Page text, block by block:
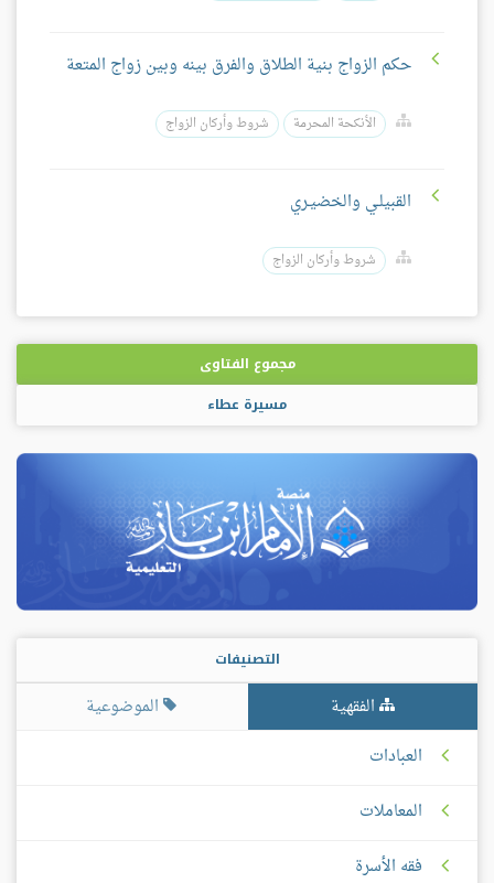
حكم الزواج بنية الطلاق والفرق بينه وبين زواج المتعة
الأنكحة المحرمة شروط وأركان الزواج
القبيلـي والخضيـري
شروط وأركان الزواج
مجموع الفتاوى
مسيرة عطاء
التصنيفات
الفقهية
الموضوعية
العبادات
المعاملات
فقه الأسرة